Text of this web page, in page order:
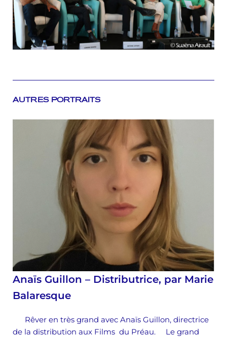
AUTRES PORTRAITS
Anaïs Guillon – Distributrice, par Marie
Balaresque
Rêver en très grand avec Anaïs Guillon, directrice
de la distribution aux Films du Préau. Le grand